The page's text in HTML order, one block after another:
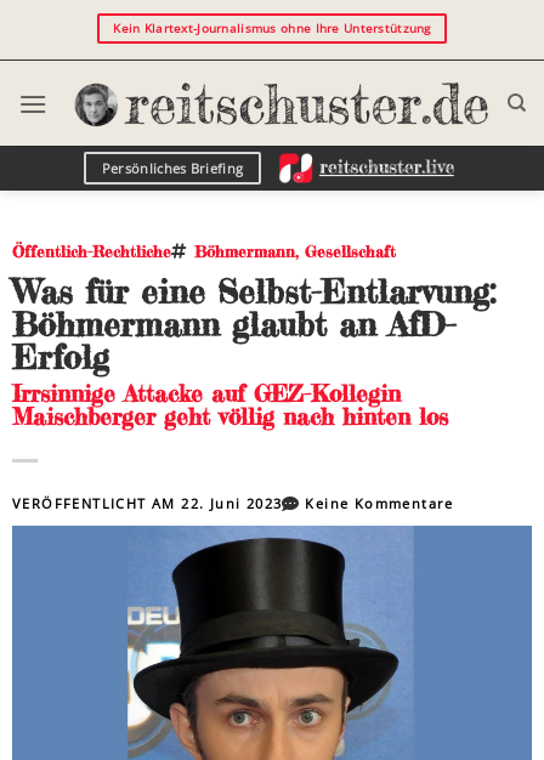
Kein Klartext-Journalismus ohne Ihre Unterstützung
Persönliches Briefing
Öffentlich-Rechtliche Böhmermann, Gesellschaft
Was für eine Selbst-Entlarvung:
Böhmermann glaubt an AfD-
Erfolg
Irrsinnige Attacke auf GEZ-Kollegin
Maischberger geht völlig nach hinten los
VERÖFFENTLICHT AM22. Juni 2023 Keine Kommentare